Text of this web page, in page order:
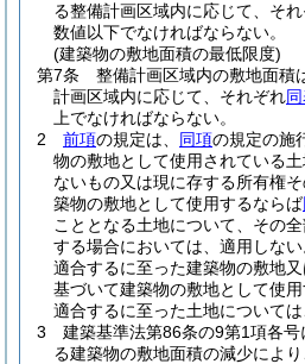
る整備計画区域内に応じて、そ
数値以下でなければならない。
(建築物の敷地面積の最低限度)
第7条
整備計画区域内の敷地面積
計画区域内に応じて、それぞれ
上でなければならない。
2
前項の規定は、 同項の規定の施
物の敷地として使用されている
ないもの又は現に存する所有権
築物の敷地として使用するならば
こととなる土地について、その
する場合においては、適用しない
適合するに至った建築物の敷地
基づいて建築物の敷地として使
適合するに至った土地については
3
建築基準法第86条の9第1項各号
る建築物の敷地面積の減少によ